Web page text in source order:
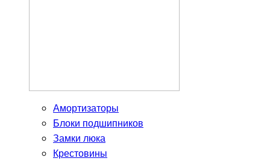
Амортизаторы
Блоки подшипников
Замки люка
Крестовины